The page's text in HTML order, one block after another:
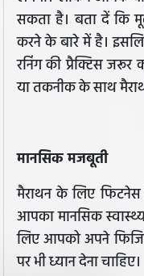
सकता है। बता दें कि
करने के बारे में है।
रनिंग की प्रैक्टिस जरूर
या तकनीक के साथ
मानसिक मजबूती
मैराथन के लिए फिटनेस
आपका मानसिक
लिए आपको अपने
पर भी ध्यान देना चाहिए।